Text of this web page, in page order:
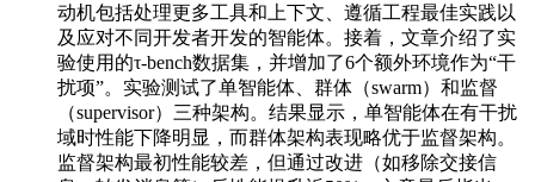
动机包括处理更多工具和上下文、遵循工程最佳实践以
及应对不同开发者开发的智能体。接着，文章介绍了实
验使用的τ-bench数据集，并增加了6个额外环境作为“干
扰项”。实验测试了单智能体、群体（swarm）和监督
（supervisor）三种架构。结果显示，单智能体在有干扰
域时性能下降明显，而群体架构表现略优于监督架构。
监督架构最初性能较差，但通过改进（如移除交接信